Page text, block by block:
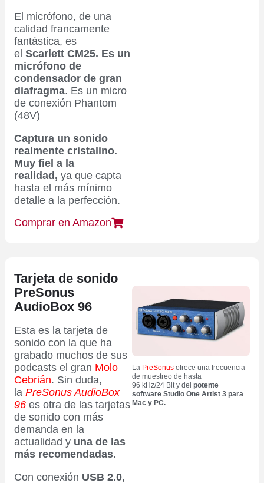
El micrófono, de una
calidad francamente
fantástica, es
el Scarlett CM25. Es un
micrófono de
condensador de gran
diafragma. Es un micro
de conexión Phantom
(48V)
Captura un sonido
realmente cristalino.
Muy fiel a la
realidad, ya que capta
hasta el más mínimo
detalle a la perfección.
Comprar en Amazon
Tarjeta de sonido
PreSonus
AudioBox 96
Esta es la tarjeta de
sonido con la que ha
grabado muchos de sus
podcasts el gran Molo
Cebrián. Sin duda,
la PreSonus AudioBox
96 es otra de las tarjetas
de sonido con más
demanda en la
actualidad y una de las
más recomendadas.
Con conexión USB 2.0,
La PreSonus ofrece una frecuencia
de muestreo de hasta
96 kHz/24 Bit y del potente
software Studio One Artist 3 para
Mac y PC.